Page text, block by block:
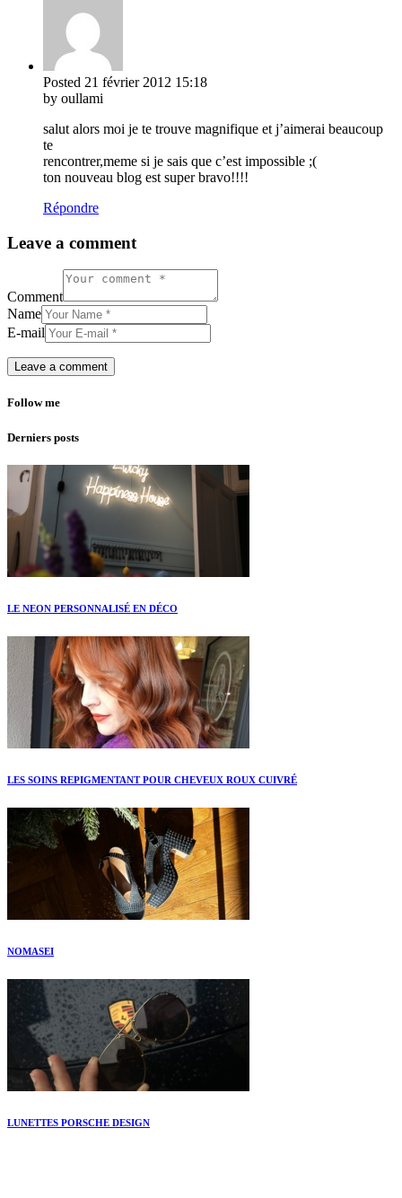
Posted 21 février 2012 15:18
by oullami
salut alors moi je te trouve magnifique et j’aimerai beaucoup
te
rencontrer,meme si je sais que c’est impossible ;(
ton nouveau blog est super bravo!!!!
Répondre
Leave a comment
Comment
Name
E-mail
Follow me
Derniers posts
LE NEON PERSONNALISÉ EN DÉCO
LES SOINS REPIGMENTANT POUR CHEVEUX ROUX CUIVRÉ
NOMASEI
LUNETTES PORSCHE DESIGN